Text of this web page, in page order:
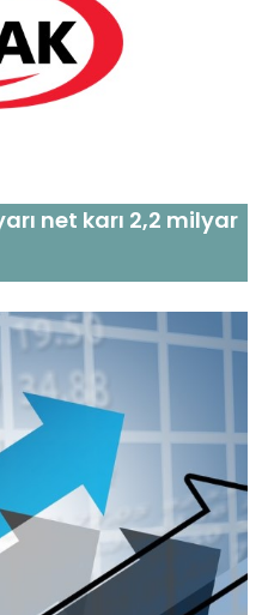
net karı 2,2 milyar